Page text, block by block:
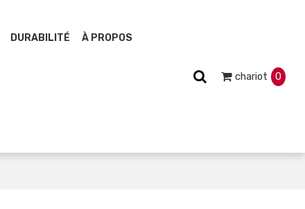
DURABILITÉ À PROPOS
chariot 0